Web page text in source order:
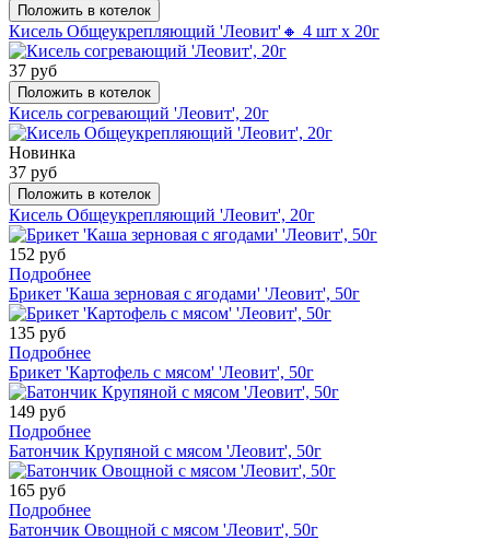
Положить в котелок
Кисель Общеукрепляющий 'Леовит'🔸 4 шт х 20г
37 руб
Положить в котелок
Кисель согревающий 'Леовит', 20г
Новинка
37 руб
Положить в котелок
Кисель Общеукрепляющий 'Леовит', 20г
152 руб
Подробнее
Брикет 'Каша зерновая с ягодами' 'Леовит', 50г
135 руб
Подробнее
Брикет 'Картофель с мясом' 'Леовит', 50г
149 руб
Подробнее
Батончик Крупяной с мясом 'Леовит', 50г
165 руб
Подробнее
Батончик Овощной с мясом 'Леовит', 50г